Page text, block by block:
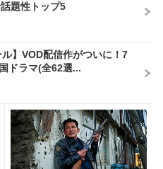
題性トップ5
ル】VOD配信作がついに！7
ドラマ(全62選...